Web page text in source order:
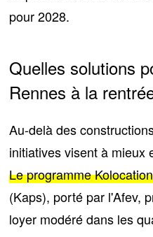
pour 2028.
Quelles solutions
Rennes à la
Au-delà des
initiatives visent à mieux
Le programme
(Kaps), porté par l'Afev,
loyer modéré dans les